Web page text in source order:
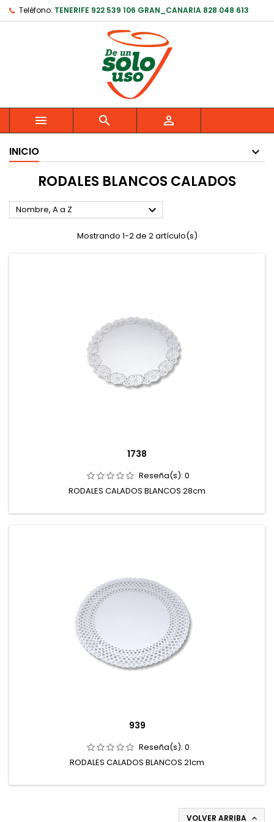
Teléfono: TENERIFE 922 539 106 GRAN_CANARIA 828 048 613
  
INICIO
RODALES BLANCOS CALADOS
Nombre, A a Z 
Mostrando 1-2 de 2 artículo(s)
1738
Reseña(s): 0
RODALES CALADOS BLANCOS 28cm
939
Reseña(s): 0
RODALES CALADOS BLANCOS 21cm
VOLVER ARRIBA 